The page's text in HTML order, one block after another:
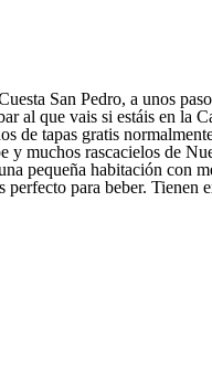
San Pedro, a unos
al que vais si estáis en la
tapas gratis
muchos rascacielos de
pequeña habitación con
para beber.